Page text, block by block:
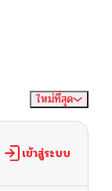
ใหม่ที่สุด
เข้าสู่ระบบ